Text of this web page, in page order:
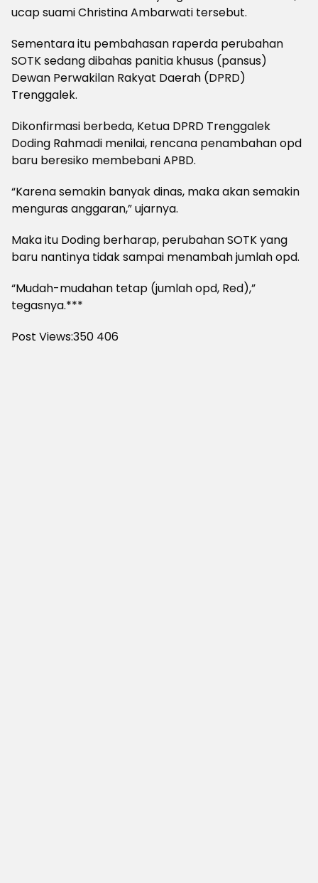
ucap suami Christina Ambarwati tersebut.
Sementara itu pembahasan raperda perubahan
SOTK sedang dibahas panitia khusus (pansus)
Dewan Perwakilan Rakyat Daerah (DPRD)
Trenggalek.
Dikonfirmasi berbeda, Ketua DPRD Trenggalek
Doding Rahmadi menilai, rencana penambahan opd
baru beresiko membebani APBD.
“Karena semakin banyak dinas, maka akan semakin
menguras anggaran,” ujarnya.
Maka itu Doding berharap, perubahan SOTK yang
baru nantinya tidak sampai menambah jumlah opd.
“Mudah-mudahan tetap (jumlah opd, Red),”
tegasnya.***
Post Views:350 406